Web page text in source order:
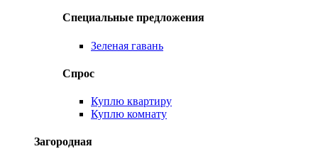
Специальные предложения
Зеленая гавань
Спрос
Куплю квартиру
Куплю комнату
Загородная